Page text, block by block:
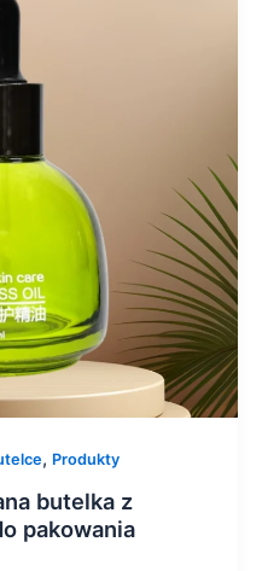
, Produkty
butelka z
pakowania